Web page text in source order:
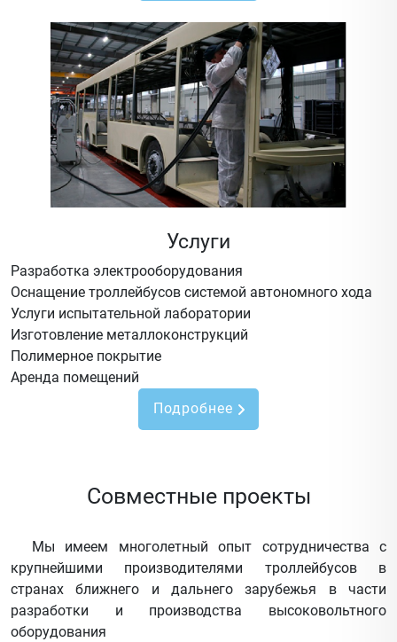
Услуги
Разработка электрооборудования
Оснащение троллейбусов системой автономного хода
Услуги испытательной лаборатории
Изготовление металлоконструкций
Полимерное покрытие
Аренда помещений
Подробнее
Совместные проекты
Мы имеем многолетный опыт сотрудничества с
крупнейшими производителями троллейбусов в
странах ближнего и дальнего зарубежья в части
разработки и производства высоковольтного
оборудования